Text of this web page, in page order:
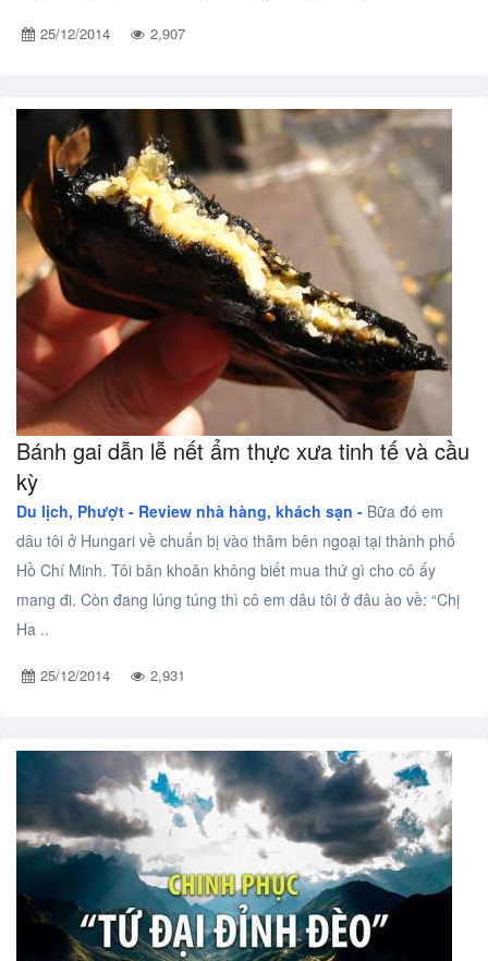
25/12/2014 2,907
Bánh gai dẫn lễ nết ẩm thực xưa tinh tế và cầu
kỳ
Du lịch, Phượt - Review nhà hàng, khách sạn - Bữa đó em
dâu tôi ở Hungari về chuẩn bị vào thăm bên ngoại tại thành phố
Hồ Chí Minh. Tôi băn khoăn không biết mua thứ gì cho cô ấy
mang đi. Còn đang lúng túng thì cô em dâu tôi ở đâu ào về: “Chị
Ha ..
25/12/2014 2,931